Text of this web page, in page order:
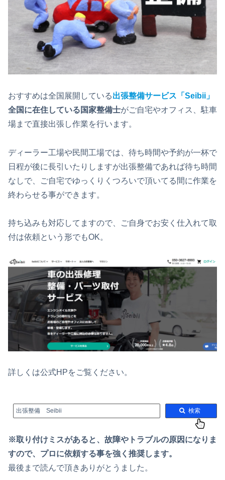
おすすめは全国展開している出張整備サービス「Seibii」
全国に在住している国家整備士がご自宅やオフィス、駐車
場まで直接出張し作業を行います。
ディーラー工場や民間工場では、待ち時間や予約が一杯で
日程が後に長引いたりしますが出張整備であれば待ち時間
なしで、ご自宅でゆっくりくつろいで頂いてる間に作業を
終わらせる事ができます。
持ち込みも対応してますので、ご自身でお安く仕入れて取
付は依頼という形でもOK。
詳しくは公式HPをご覧ください。
出張整備 Seibii 検索
※取り付けミスがあると、故障やトラブルの原因になりま
すので、プロに依頼する事を強く推奨します。
最後まで読んで頂きありがとうました。